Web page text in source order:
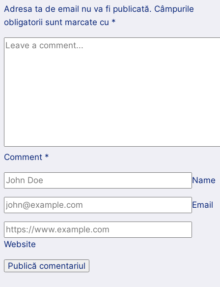
Adresa ta de email nu va fi publicată. Câmpurile
obligatorii sunt marcate cu *
Comment *
Name
Email
Website